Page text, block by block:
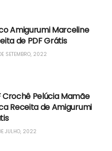
Amigurumi Marceline
de PDF Grátis
SETEMBRO, 2022
Crochê Pelúcia Mamãe
Receita de Amigurumi
JULHO, 2022